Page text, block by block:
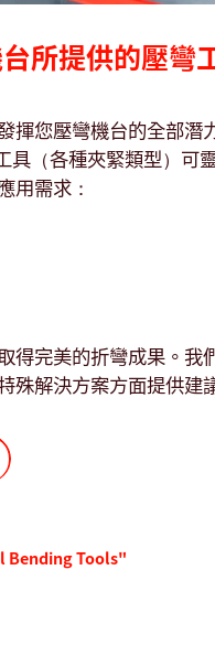
所提供的壓彎
揮您壓彎機台的全部潛
（各種夾緊類型）可
用需求：
得完美的折彎成果。我
殊解決方案方面提供建
Bending Tools"